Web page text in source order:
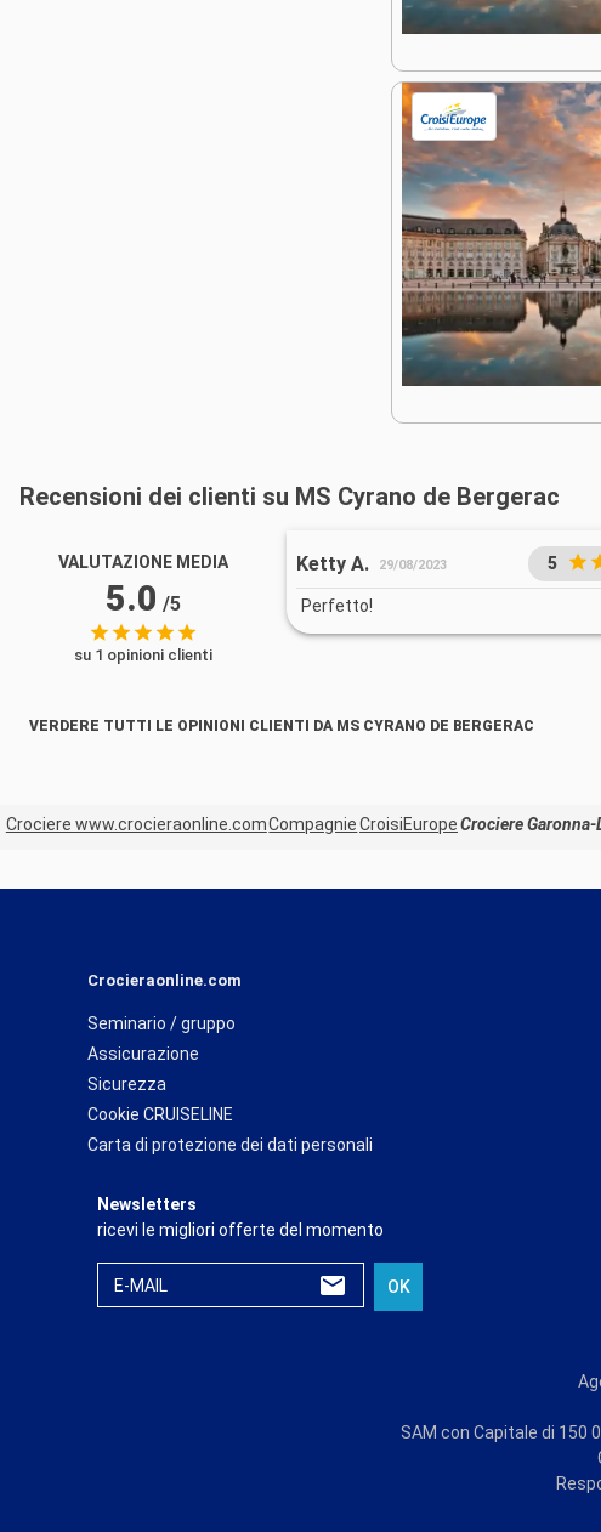
Recensioni dei clienti su MS Cyrano de Bergerac
VALUTAZIONE MEDIA
5.0 /5
su 1 opinioni clienti
Ketty A. 29/08/2023 5
Perfetto!
VERDERE TUTTI LE OPINIONI CLIENTI DA MS CYRANO DE BERGERAC
Crociere www.crocieraonline.comCompagnieCroisiEuropeCrociere
Crocieraonline.com
Seminario / gruppo
Assicurazione
Sicurezza
Cookie CRUISELINE
Carta di protezione dei dati personali
Newsletters
ricevi le migliori offerte del momento
E-MAIL OK
SAM con Capitale di 150